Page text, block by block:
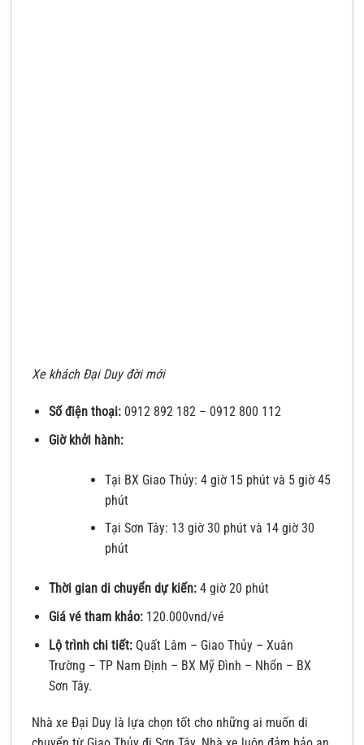
Xe khách Đại Duy đời mới
Số điện thoại:0912 892 182 – 0912 800 112
Giờ khởi hành:
Tại BX Giao Thủy: 4 giờ 15 phút và 5 giờ 45
phút
Tại Sơn Tây: 13 giờ 30 phút và 14 giờ 30
phút
Thời gian di chuyển dự kiến:4 giờ 20 phút
Giá vé tham khảo:120.000vnd/vé
Lộ trình chi tiết:Quất Lâm – Giao Thủy – Xuân
Trường – TP Nam Định – BX Mỹ Đình – Nhổn – BX
Sơn Tây.
Nhà xe Đại Duy là lựa chọn tốt cho những ai muốn di